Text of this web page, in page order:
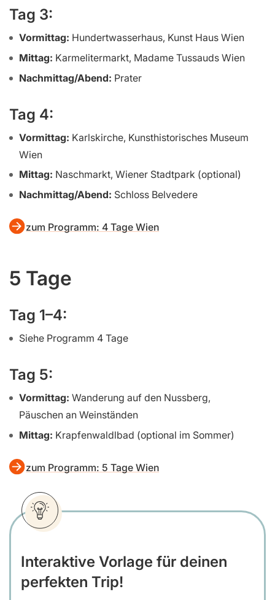
Tag 3:
Vormittag: Hundertwasserhaus, Kunst Haus Wien
Mittag: Karmelitermarkt, Madame Tussauds Wien
Nachmittag/Abend: Prater
Tag 4:
Vormittag: Karlskirche, Kunsthistorisches Museum
Wien
Mittag: Naschmarkt, Wiener Stadtpark (optional)
Nachmittag/Abend: Schloss Belvedere
zum Programm: 4 Tage Wien
5 Tage
Tag 1–4:
Siehe Programm 4 Tage
Tag 5:
Vormittag: Wanderung auf den Nussberg,
Päuschen an Weinständen
Mittag: Krapfenwaldlbad (optional im Sommer)
zum Programm: 5 Tage Wien
Interaktive Vorlage für deinen
perfekten Trip!